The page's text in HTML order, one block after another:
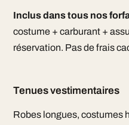
Inclus dans tous nos
costume + carburant +
réservation. Pas de frais
Tenues vestimentaires
Robes longues, costumes